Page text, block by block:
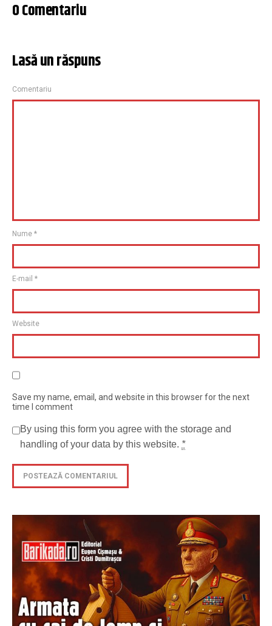
0 Comentariu
Lasă un răspuns
Comentariu
Nume *
E-mail *
Website
Save my name, email, and website in this browser for the next
time I comment
By using this form you agree with the storage and
handling of your data by this website. *